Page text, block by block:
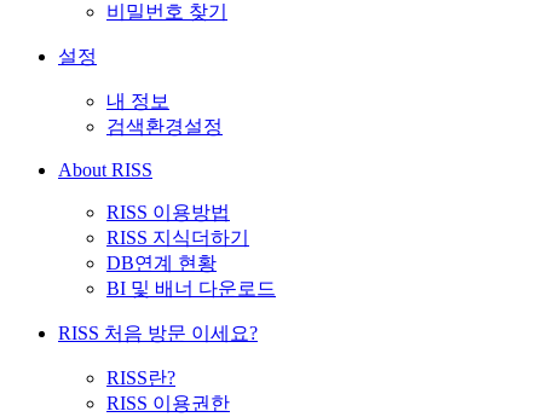
비밀번호 찾기
설정
내 정보
검색환경설정
About RISS
RISS 이용방법
RISS 지식더하기
DB연계 현황
BI 및 배너 다운로드
RISS 처음 방문 이세요?
RISS란?
RISS 이용권한